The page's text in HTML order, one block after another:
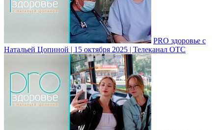
PRO здоровье с
Натальей Цопиной | 15 октября 2025 | Телеканал ОТС